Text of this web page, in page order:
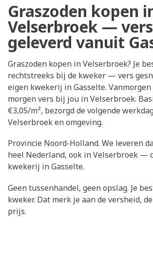
Graszoden kopen
Velserbroek — vers
geleverd vanuit
Graszoden kopen in Velserbroek? Je
rechtstreeks bij de kweker — vers
eigen kwekerij in Gasselte. Vanmorgen
morgen vers bij jou in Velserbroek.
€3,05/m², bezorgd de volgende
Velserbroek en omgeving.
Provincie Noord-Holland. We leveren
heel Nederland, ook in Velserbroek —
kwekerij in Gasselte.
Geen tussenhandel, geen opslag. Je
kweker. Dat merk je aan de versheid,
prijs.